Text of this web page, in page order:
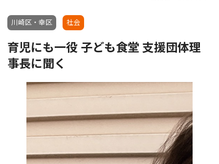
川崎区・幸区 社会
育児にも一役 子ども食堂 支援団体理
事長に聞く